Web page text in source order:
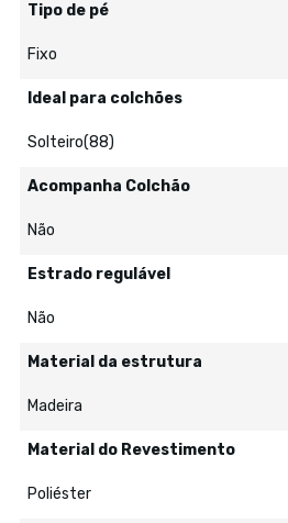
Tipo de pé
Fixo
Ideal para colchões
Solteiro(88)
Acompanha Colchão
Não
Estrado regulável
Não
Material da estrutura
Madeira
Material do Revestimento
Poliéster